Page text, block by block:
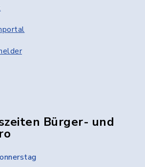
Bürger- und